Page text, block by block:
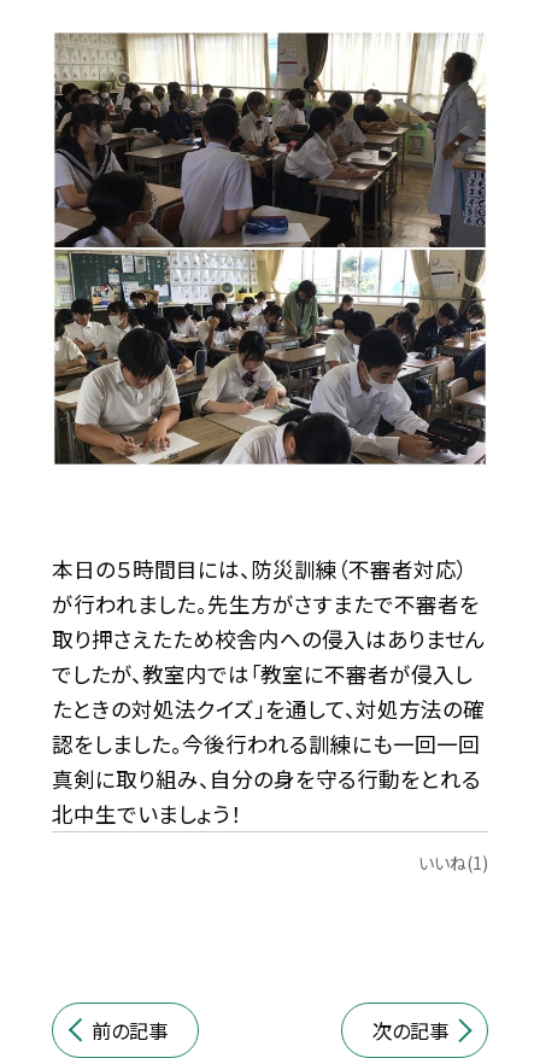
本日の５時間目には、防災訓練（不審者対応）
が行われました。先生方がさすまたで不審者を
取り押さえたため校舎内への侵入はありません
でしたが、教室内では「教室に不審者が侵入し
たときの対処法クイズ」を通して、対処方法の確
認をしました。今後行われる訓練にも一回一回
真剣に取り組み、自分の身を守る行動をとれる
北中生でいましょう！
いいね(1)
前の記事 次の記事